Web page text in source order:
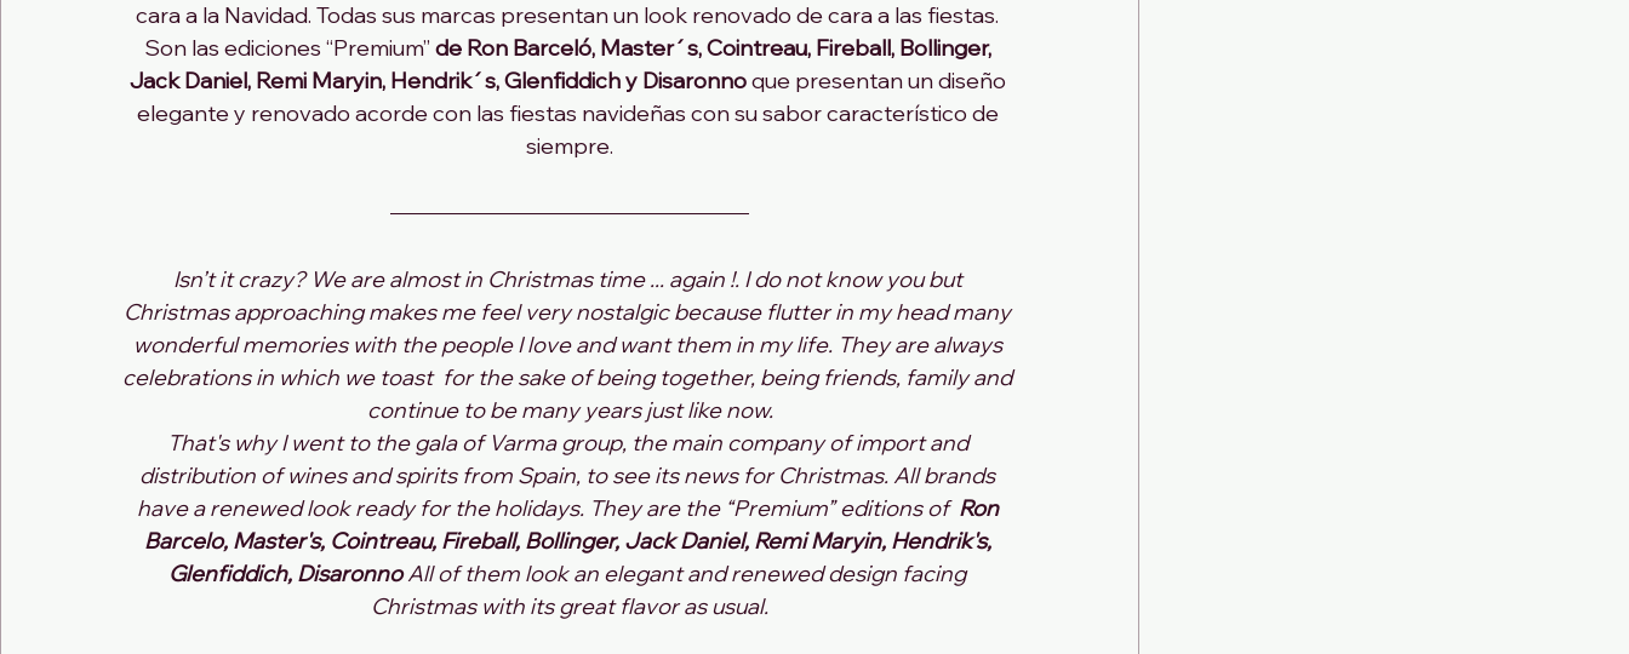
cara a la Navidad. Todas sus marcas presentan un look renovado de cara a las fiestas.
Son las ediciones “Premium” de Ron Barceló, Master´s, Cointreau, Fireball, Bollinger,
Jack Daniel, Remi Maryin, Hendrik´s, Glenfiddich y Disaronno que presentan un diseño
elegante y renovado acorde con las fiestas navideñas con su sabor característico de
siempre.
Isn’t it crazy? We are almost in Christmas time ... again !. I do not know you but
Christmas approaching makes me feel very nostalgic because flutter in my head many
wonderful memories with the people I love and want them in my life. They are always
celebrations in which we toast  for the sake of being together, being friends, family and
continue to be many years just like now.
That's why I went to the gala of Varma group, the main company of import and
distribution of wines and spirits from Spain, to see its news for Christmas. All brands
have a renewed look ready for the holidays. They are the “Premium” editions of Ron
Barcelo, Master's, Cointreau, Fireball, Bollinger, Jack Daniel, Remi Maryin, Hendrik's,
Glenfiddich, Disaronno All of them look an elegant and renewed design facing
Christmas with its great flavor as usual.